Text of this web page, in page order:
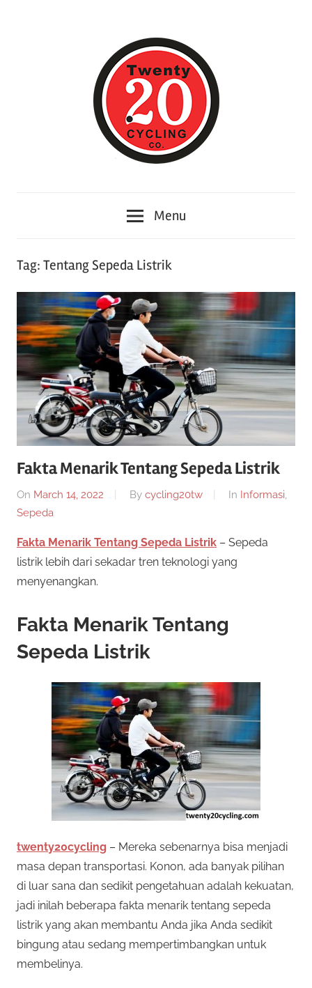
Informasi
tentang
Toko
sepeda
twenty20
cycling
Menu
Tag: Tentang Sepeda Listrik
Fakta Menarik Tentang Sepeda Listrik
On March 14, 2022 By cycling20tw In Informasi
Sepeda
Fakta Menarik Tentang Sepeda Listrik – Sepeda
listrik lebih dari sekadar tren teknologi yang
menyenangkan.
Fakta Menarik Tentang
Sepeda Listrik
twenty20cycling – Mereka sebenarnya bisa menjadi
masa depan transportasi. Konon, ada banyak pilihan
di luar sana dan sedikit pengetahuan adalah kekuatan,
jadi inilah beberapa fakta menarik tentang sepeda
listrik yang akan membantu Anda jika Anda sedikit
bingung atau sedang mempertimbangkan untuk
membelinya.